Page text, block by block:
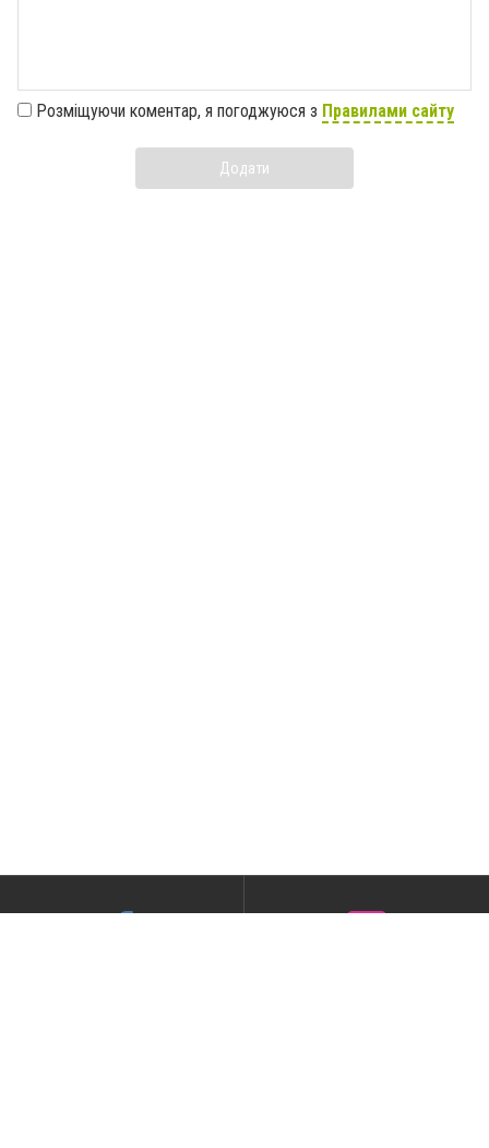
Розміщуючи коментар, я погоджуюся з Правилами сайту
Додати